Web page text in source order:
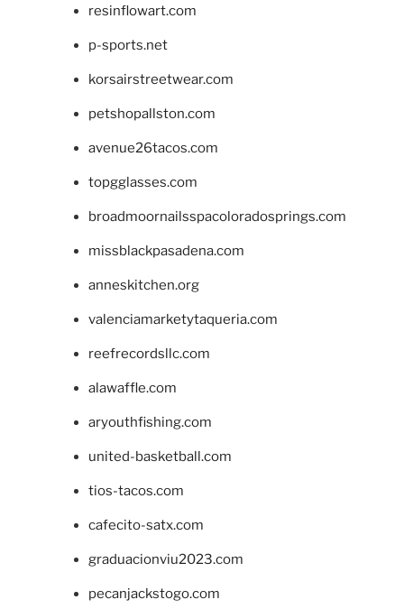
resinflowart.com
p-sports.net
korsairstreetwear.com
petshopallston.com
avenue26tacos.com
topgglasses.com
broadmoornailsspacoloradosprings.com
missblackpasadena.com
anneskitchen.org
valenciamarketytaqueria.com
reefrecordsllc.com
alawaffle.com
aryouthfishing.com
united-basketball.com
tios-tacos.com
cafecito-satx.com
graduacionviu2023.com
pecanjackstogo.com